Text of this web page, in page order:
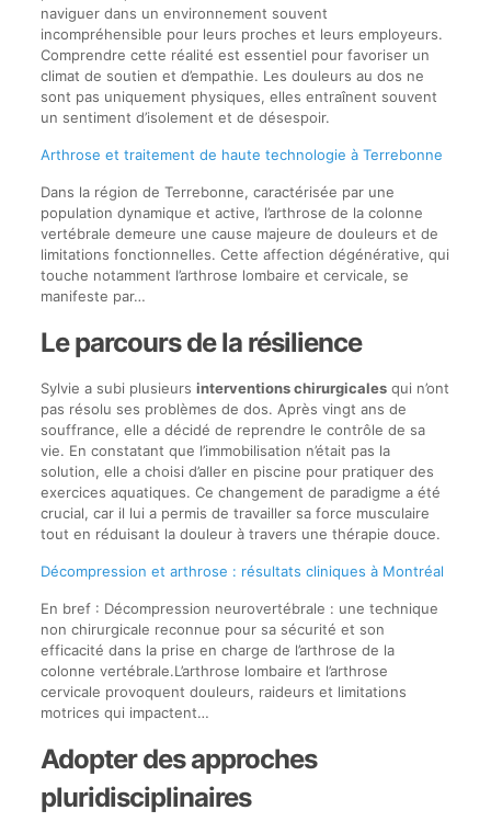
naviguer dans un environnement souvent
incompréhensible pour leurs proches et leurs employeurs.
Comprendre cette réalité est essentiel pour favoriser un
climat de soutien et d’empathie. Les douleurs au dos ne
sont pas uniquement physiques, elles entraînent souvent
un sentiment d’isolement et de désespoir.
Arthrose et traitement de haute technologie à Terrebonne
Dans la région de Terrebonne, caractérisée par une
population dynamique et active, l’arthrose de la colonne
vertébrale demeure une cause majeure de douleurs et de
limitations fonctionnelles. Cette affection dégénérative, qui
touche notamment l’arthrose lombaire et cervicale, se
manifeste par…
Le parcours de la résilience
Sylvie a subi plusieurs interventions chirurgicalesqui n’ont
pas résolu ses problèmes de dos. Après vingt ans de
souffrance, elle a décidé de reprendre le contrôle de sa
vie. En constatant que l’immobilisation n’était pas la
solution, elle a choisi d’aller en piscine pour pratiquer des
exercices aquatiques. Ce changement de paradigme a été
crucial, car il lui a permis de travailler sa force musculaire
tout en réduisant la douleur à travers une thérapie douce.
Décompression et arthrose : résultats cliniques à Montréal
En bref : Décompression neurovertébrale : une technique
non chirurgicale reconnue pour sa sécurité et son
efficacité dans la prise en charge de l’arthrose de la
colonne vertébrale.L’arthrose lombaire et l’arthrose
cervicale provoquent douleurs, raideurs et limitations
motrices qui impactent…
Adopter des approches
pluridisciplinaires